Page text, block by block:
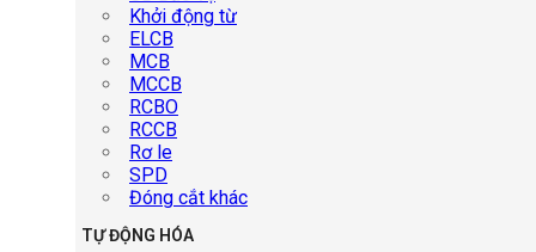
Khởi động từ
ELCB
MCB
MCCB
RCBO
RCCB
Rơ le
SPD
Đóng cắt khác
TỰ ĐỘNG HÓA